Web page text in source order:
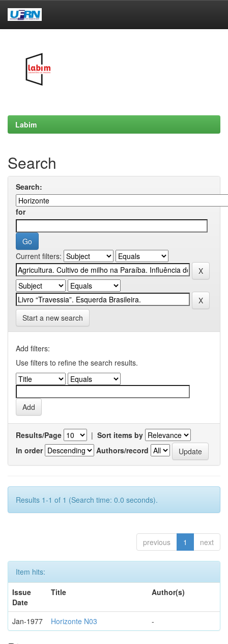
Labim
Search
Search:
for
Current filters:
Start a new search
Add filters:
Use filters to refine the search results.
Results/Page | Sort items by
In order
Authors/record
Results 1-1 of 1 (Search time: 0.0 seconds).
previous 1 next
Item hits:
Issue
Date
Title Author(s)
Jan-1977 Horizonte N03 -